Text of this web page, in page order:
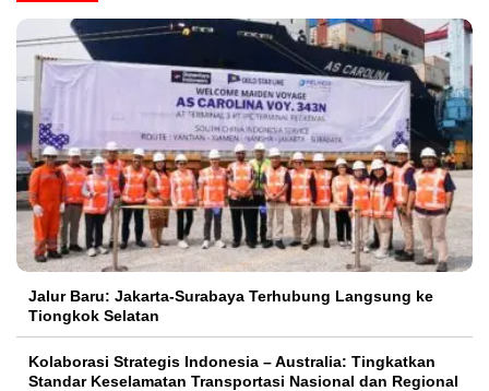
Jalur Baru: Jakarta-Surabaya Terhubung Langsung ke
Tiongkok Selatan
Kolaborasi Strategis Indonesia – Australia: Tingkatkan
Standar Keselamatan Transportasi Nasional dan Regional